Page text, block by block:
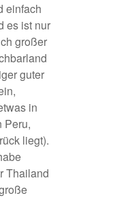
einfach
es ist nur
großer
guter
in
Peru,
liegt).
Thailand